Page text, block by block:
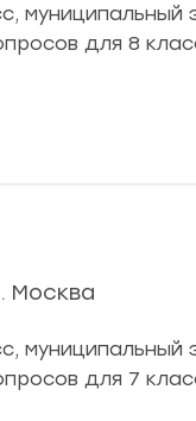
муниципальный
для 8
Москва
муниципальный
для 7